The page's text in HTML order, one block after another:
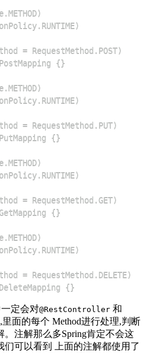
{}
定会对@RestController 和
面的每个 Method进行处理,判断
。注解那么多Spring肯定不会这
们可以看到 上面的注解都使用了